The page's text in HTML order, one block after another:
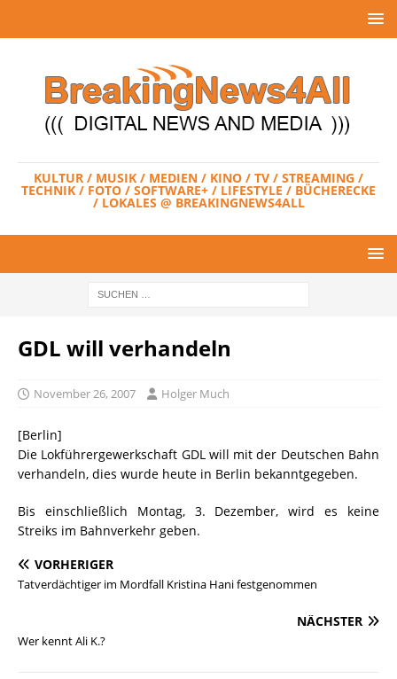
KULTUR / MUSIK / MEDIEN / KINO / TV / STREAMING /
TECHNIK / FOTO / SOFTWARE+ / LIFESTYLE / BÜCHERECKE
/ LOKALES @ BREAKINGNEWS4ALL
GDL will verhandeln
November 26, 2007 Holger Much
[Berlin]
Die Lokführergewerkschaft GDL will mit der Deutschen Bahn
verhandeln, dies wurde heute in Berlin bekanntgegeben.
Bis einschließlich Montag, 3. Dezember, wird es keine
Streiks im Bahnverkehr geben.
VORHERIGER
Tatverdächtiger im Mordfall Kristina Hani festgenommen
NÄCHSTER
Wer kennt Ali K.?